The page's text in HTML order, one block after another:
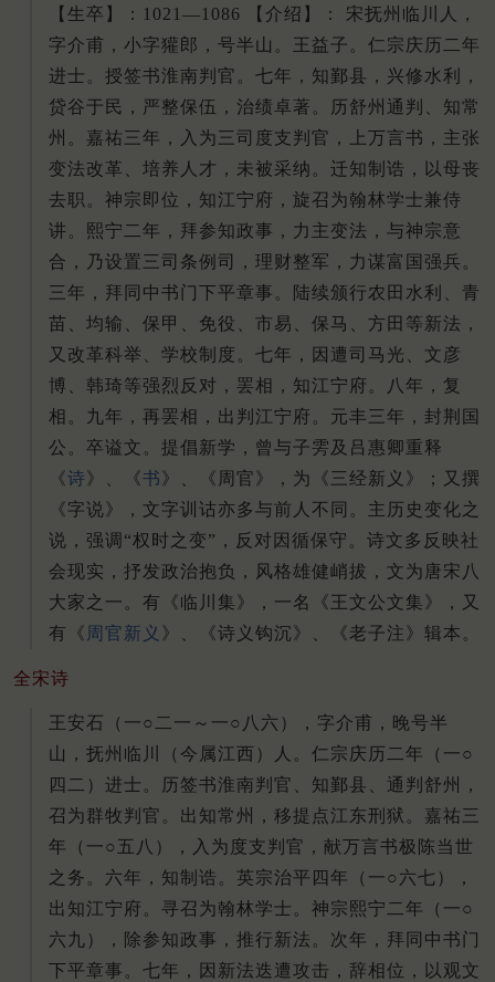
【生卒】：1021—1086 【介绍】： 宋抚州临川人，
字介甫，小字獾郎，号半山。王益子。仁宗庆历二年
进士。授签书淮南判官。七年，知鄞县，兴修水利，
贷谷于民，严整保伍，治绩卓著。历舒州通判、知常
州。嘉祐三年，入为三司度支判官，上万言书，主张
变法改革、培养人才，未被采纳。迁知制诰，以母丧
去职。神宗即位，知江宁府，旋召为翰林学士兼侍
讲。熙宁二年，拜参知政事，力主变法，与神宗意
合，乃设置三司条例司，理财整军，力谋富国强兵。
三年，拜同中书门下平章事。陆续颁行农田水利、青
苗、均输、保甲、免役、市易、保马、方田等新法，
又改革科举、学校制度。七年，因遭司马光、文彦
博、韩琦等强烈反对，罢相，知江宁府。八年，复
相。九年，再罢相，出判江宁府。元丰三年，封荆国
公。卒谥文。提倡新学，曾与子雱及吕惠卿重释
《诗》、《书》、《周官》，为《三经新义》；又撰
《字说》，文字训诂亦多与前人不同。主历史变化之
说，强调“权时之变”，反对因循保守。诗文多反映社
会现实，抒发政治抱负，风格雄健峭拔，文为唐宋八
大家之一。有《临川集》，一名《王文公文集》，又
有《 周官新义 》、《诗义钩沉》、《老子注》辑本。
全宋诗
王安石（一○二一～一○八六），字介甫，晚号半
山，抚州临川（今属江西）人。仁宗庆历二年（一○
四二）进士。历签书淮南判官、知鄞县、通判舒州，
召为群牧判官。出知常州，移提点江东刑狱。嘉祐三
年（一○五八），入为度支判官，献万言书极陈当世
之务。六年，知制诰。英宗治平四年（一○六七），
出知江宁府。寻召为翰林学士。神宗熙宁二年（一○
六九），除参知政事，推行新法。次年，拜同中书门
下平章事。七年，因新法迭遭攻击，辞相位，以观文